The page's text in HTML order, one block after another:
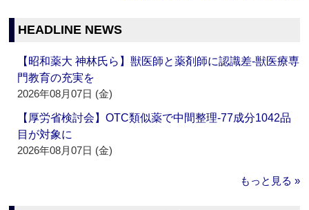
HEADLINE NEWS
【昭和薬大 神林氏ら】獣医師と薬剤師に認識差‐獣医療専
門教育の充実を
2026年08月07日 (金)
【厚労省検討会】OTC類似薬で中間整理‐77成分1042品
目が対象に
2026年08月07日 (金)
もっと見る »